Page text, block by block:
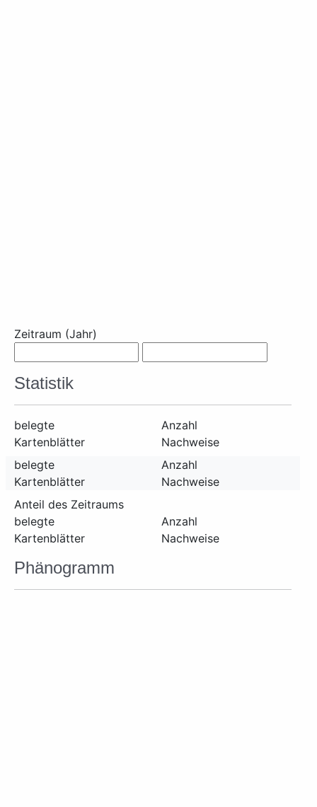
Zeitraum (Jahr)
Statistik
belegte
Kartenblätter
Anzahl
Nachweise
belegte
Kartenblätter
Anzahl
Nachweise
Anteil des Zeitraums
belegte
Kartenblätter
Anzahl
Nachweise
Phänogramm